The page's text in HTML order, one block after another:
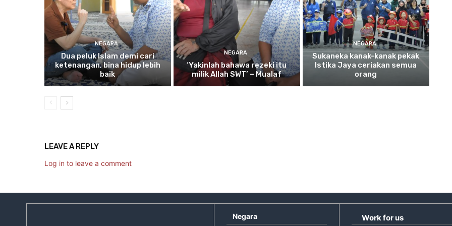
NEGARA
Duapeluk Islam demi cari
ketenangan, bina hidup lebih
baik
NEGARA
‘Yakinlah bahawa rezeki itu
milik Allah SWT’ – Mualaf
NEGARA
Sukaneka kanak-kanak pekak
Istika Jaya ceriakan semua
orang
LEAVE A REPLY
Log in to leave a comment
Negara Work for us